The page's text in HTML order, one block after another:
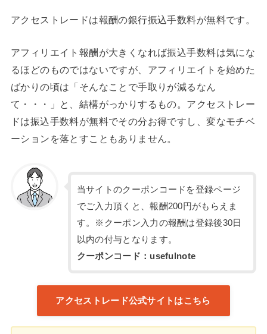
アクセストレードは報酬の銀行振込手数料が無料です。
アフィリエイト報酬が大きくなれば振込手数料は気にな
るほどのものではないですが、アフィリエイトを始めた
ばかりの頃は「そんなことで手取りが減るなん
て・・・」と、結構がっかりするもの。アクセストレー
ドは振込手数料が無料でその分お得ですし、変なモチベ
ーションを落とすこともありません。
当サイトのクーポンコードを登録ページ
でご入力頂くと、報酬200円がもらえま
す。※クーポン入力の報酬は登録後30日
以内の付与となります。
クーポンコード：usefulnote
アクセストレード公式サイトはこちら